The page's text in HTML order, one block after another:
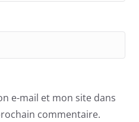
e-mail et mon site dans
commentaire.